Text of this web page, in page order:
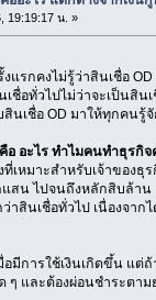
19:19:17 น. »
รกคงไม่รู้ว่าสินเชื่อ
อทั่วไปไม่ว่าจะเป็นสิน
นเชื่อ OD มาให้ทุกคนรู้
อ อะไร ทำไมคนทำธุรกิจ
เหมาะสำหรับเจ้าของธุ
แสน ไปจนถึงหลักสิบล้าน
สินเชื่อทั่วไป เนื่องจาก
อมีการใช้เงินเกิดขึ้น แต่
ๆ และต้องผ่อนชำระตา